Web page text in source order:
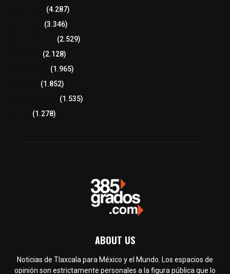
(4.287)
(3.346)
(2.529)
(2.128)
(1.965)
(1.852)
(1.535)
(1.278)
ABOUT US
Noticias de Tlaxcala para México y el Mundo. Los espacios de
opinión son estrictamente personales a la figura pública que lo